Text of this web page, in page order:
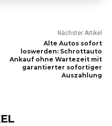
Nächster Artikel
Alte Autos sofort
loswerden: Schrottauto
Ankauf ohne Wartezeit mit
garantierter sofortiger
Auszahlung